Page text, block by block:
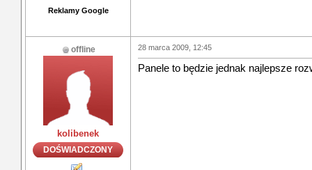
Reklamy Google
offline
kolibenek
DOŚWIADCZONY
28 marca 2009, 12:45
Panele to będzie jednak najlepsze